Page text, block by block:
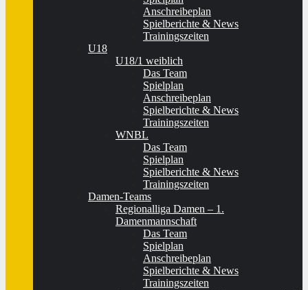
Anschreibeplan
Spielberichte & News
Trainingszeiten
U18
U18/1 weiblich
Das Team
Spielplan
Anschreibeplan
Spielberichte & News
Trainingszeiten
WNBL
Das Team
Spielplan
Spielberichte & News
Trainingszeiten
Damen-Teams
Regionalliga Damen – 1.
Damenmannschaft
Das Team
Spielplan
Anschreibeplan
Spielberichte & News
Trainingszeiten